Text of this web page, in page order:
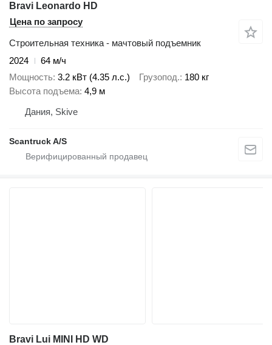
Bravi Leonardo HD
Цена по запросу
Строительная техника - мачтовый подъемник
2024
64 м/ч
Мощность 3.2 кВт (4.35 л.с.) Грузопод. 180 кг
Высота подъема 4,9 м
Дания, Skive
Scantruck A/S
Bravi Lui MINI HD WD